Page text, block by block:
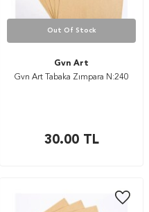
Out Of Stock
Gvn Art
Gvn Art Tabaka Zımpara N:240
30.00TL